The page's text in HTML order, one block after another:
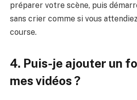
préparer votre scène, puis
sans crier comme si vous
course.
4. Puis-je ajouter un
mes vidéos ?